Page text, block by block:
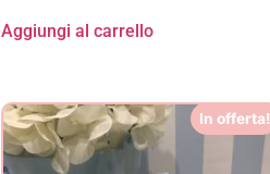
Aggiungi al carrello
In offerta!